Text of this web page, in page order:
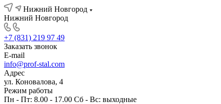
Нижний Новгород
Нижний Новгород
+7 (831) 219 97 49
Заказать звонок
E-mail
info@prof-stal.com
Адрес
ул. Коновалова, 4
Режим работы
Пн - Пт: 8.00 - 17.00 Сб - Вс: выходные